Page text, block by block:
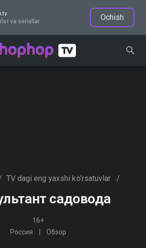
va seriallar
Ochish
TV dagi eng yaxshi ko‘rsatuvlar /
садовода
16+
Россия
Обзор